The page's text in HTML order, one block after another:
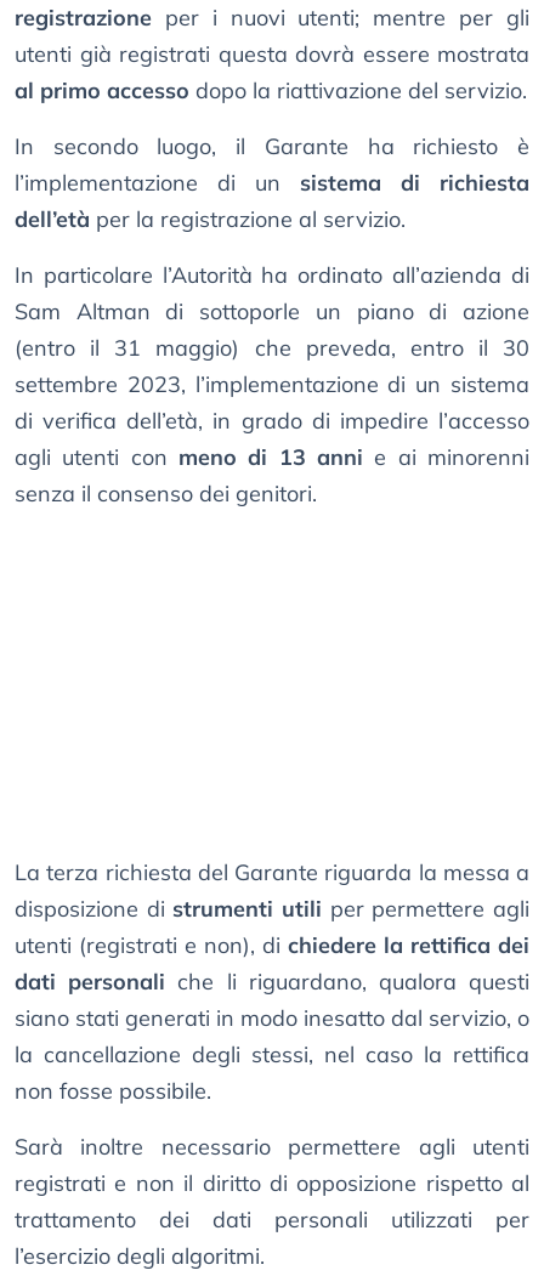
registrazione per i nuovi utenti; mentre per gli
utenti già registrati questa dovrà essere mostrata
al primo accesso dopo la riattivazione del servizio.
In secondo luogo, il Garante ha richiesto è
l’implementazione di un sistema di richiesta
dell’età per la registrazione al servizio.
In particolare l’Autorità ha ordinato all’azienda di
Sam Altman di sottoporle un piano di azione
(entro il 31 maggio) che preveda, entro il 30
settembre 2023, l’implementazione di un sistema
di verifica dell’età, in grado di impedire l’accesso
agli utenti con meno di 13 anni e ai minorenni
senza il consenso dei genitori.
La terza richiesta del Garante riguarda la messa a
disposizione di strumenti utili per permettere agli
utenti (registrati e non), di chiedere la rettifica dei
dati personali che li riguardano, qualora questi
siano stati generati in modo inesatto dal servizio, o
la cancellazione degli stessi, nel caso la rettifica
non fosse possibile.
Sarà inoltre necessario permettere agli utenti
registrati e non il diritto di opposizione rispetto al
trattamento dei dati personali utilizzati per
l’esercizio degli algoritmi.